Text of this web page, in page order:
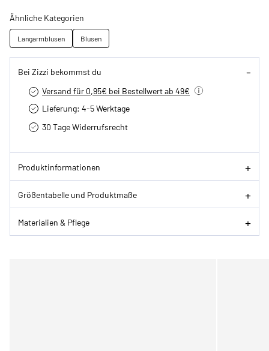
Ähnliche Kategorien
Langarmblusen Blusen
Bei Zizzi bekommst du
Versand für 0,95€ bei Bestellwert ab 49€
Lieferung: 4-5 Werktage
30 Tage Widerrufsrecht
Produktinformationen
Größentabelle und Produktmaße
Materialien & Pflege